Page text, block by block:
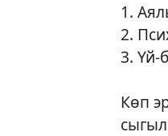
1.
2.
3. Үй-
Көп